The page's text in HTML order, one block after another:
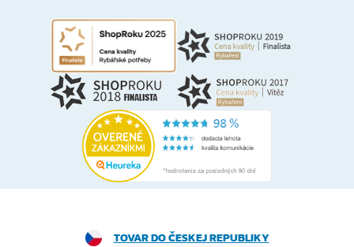
TOVAR DO ČESKEJ REPUBLIKY